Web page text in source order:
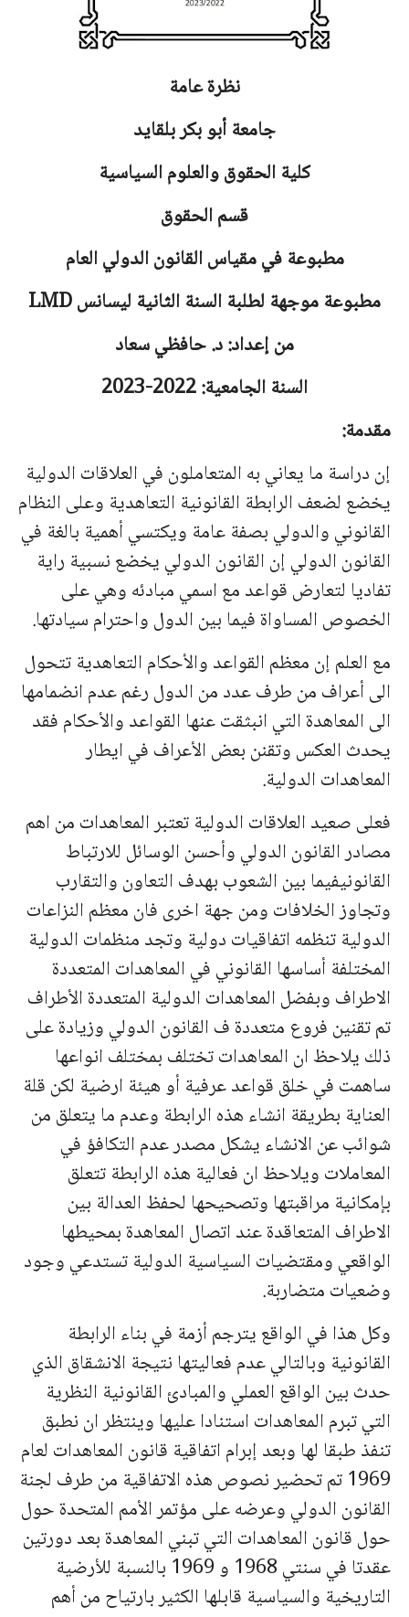
نظرة عامة
جامعة أبو بكر بلقايد
كلية الحقوق والعلوم السياسية
قسم الحقوق
مطبوعة في مقياس القانون الدولي العام
مطبوعة موجهة لطلبة السنة الثانية ليسانسLMD
من إعداد: د. حافظي سعاد
السنة الجامعية: 2022-2023
مقدمة:
إن دراسة ما يعاني به المتعاملون في العلاقات الدولية
يخضع لضعف الرابطة القانونية التعاهدية وعلى النظام
القانوني والدولي بصفة عامة ويكتسي أهمية بالغة في
القانون الدولي إن القانون الدولي يخضع نسبية راية
تفاديا لتعارض قواعد مع اسمي مبادئه وهي على
الخصوص المساواة فيما بين الدول واحترام سيادتها.
مع العلم إن معظم القواعد والأحكام التعاهدية تتحول
الى أعراف من طرف عدد من الدول رغم عدم انضمامها
الى المعاهدة التي انبثقت عنها القواعد والأحكام فقد
يحدث العكس وتقنن بعض الأعراف في ايطار
المعاهدات الدولية.
فعلى صعيد العلاقات الدولية تعتبر المعاهدات من اهم
مصادر القانون الدولي وأحسن الوسائل للارتباط
القانونيفيما بين الشعوب بهدف التعاون والتقارب
وتجاوز الخلافات ومن جهة اخرى فان معظم النزاعات
الدولية تنظمه اتفاقيات دولية وتجد منظمات الدولية
المختلفة أساسها القانوني في المعاهدات المتعددة
الاطراف وبفضل المعاهدات الدولية المتعددة الأطراف
تم تقنين فروع متعددة ف القانون الدولي وزيادة على
ذلك يلاحظ ان المعاهدات تختلف بمختلف انواعها
ساهمت في خلق قواعد عرفية أو هيئة ارضية لكن قلة
العناية بطريقة انشاء هذه الرابطة وعدم ما يتعلق من
شوائب عن الانشاء يشكل مصدر عدم التكافؤ في
المعاملات ويلاحظ ان فعالية هذه الرابطة تتعلق
بإمكانية مراقبتها وتصحيحها لحفظ العدالة بين
الاطراف المتعاقدة عند اتصال المعاهدة بمحيطها
الواقعي ومقتضيات السياسية الدولية تستدعي وجود
وضعيات متضاربة.
وكل هذا في الواقع يترجم أزمة في بناء الرابطة
القانونية وبالتالي عدم فعاليتها نتيجة الانشقاق الذي
حدث بين الواقع العملي والمبادئ القانونية النظرية
التي تبرم المعاهدات استنادا عليها وينتظر ان نطبق
تنفذ طبقا لها وبعد إبرام اتفاقية قانون المعاهدات لعام
1969 تم تحضير نصوص هذه الاتفاقية من طرف لجنة
القانون الدولي وعرضه على مؤتمر الأمم المتحدة حول
حول قانون المعاهدات التي تبني المعاهدة بعد دورتين
عقدتا في سنتي 1968 و 1969 بالنسبة للأرضية
التاريخية والسياسية قابلها الكثير بارتياح من أهم